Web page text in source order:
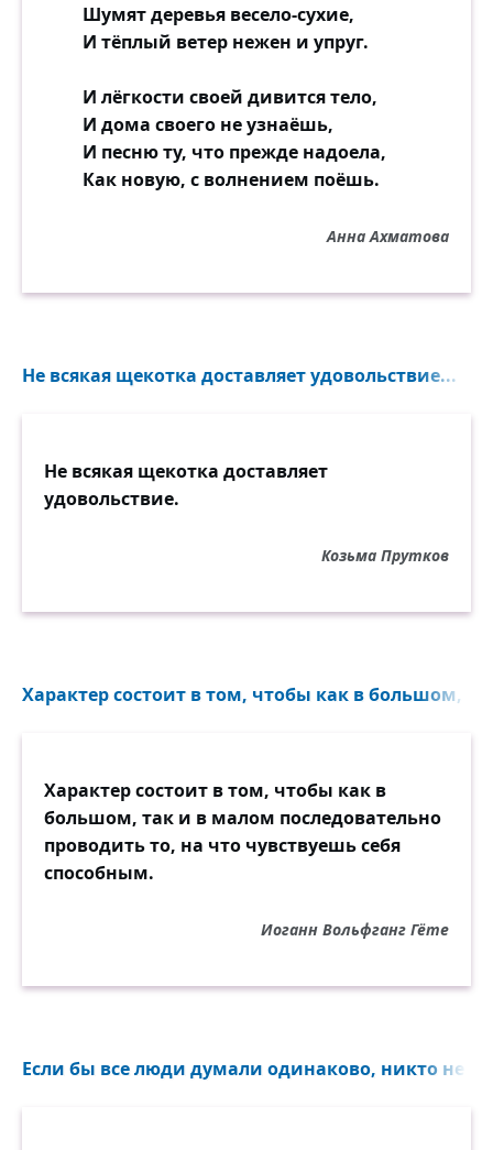
Шумят деревья весело-сухие,
И тёплый ветер нежен и упруг.
И лёгкости своей дивится тело,
И дома своего не узнаёшь,
И песню ту, что прежде надоела,
Как новую, с волнением поёшь.
Анна Ахматова
Не всякая щекотка доставляет удовольствие...
Не всякая щекотка доставляет
удовольствие.
Козьма Прутков
Характер состоит в том, чтобы как в большом,
Характер состоит в том, чтобы как в
большом, так и в малом последовательно
проводить то, на что чувствуешь себя
способным.
Иоганн Вольфганг Гёте
Если бы все люди думали одинаково, никто не